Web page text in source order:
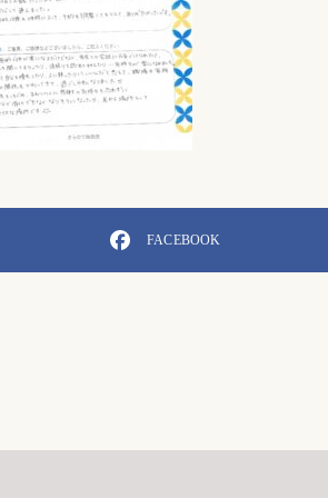
FACEBOOK